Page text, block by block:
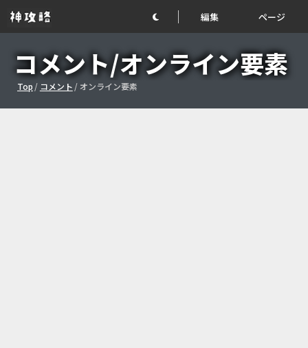
編集 ページ
コメント/オンライン要素
Top / コメント / オンライン要素